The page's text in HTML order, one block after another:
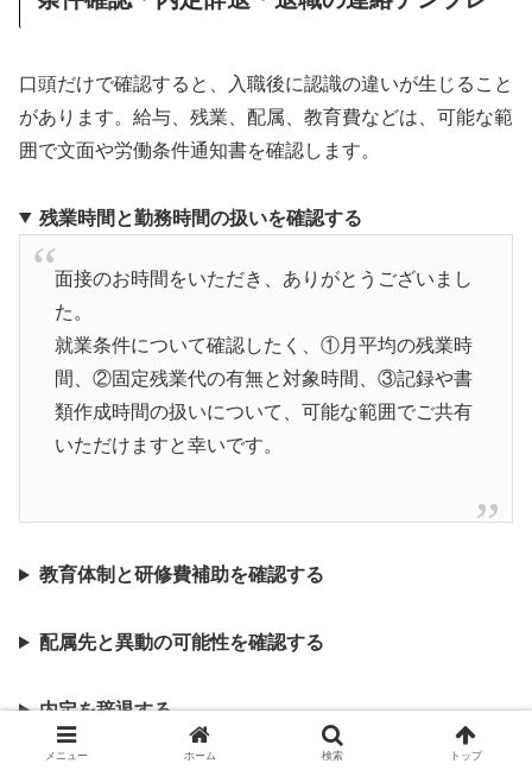
口頭だけで確認すると、入職後に認識の違いが生じること
があります。給与、残業、配属、教育費などは、可能な範
囲で文面や労働条件通知書を確認します。
残業時間と勤務時間の扱いを確認する
面接のお時間をいただき、ありがとうございまし
た。
就業条件について確認したく、①月平均の残業時
間、②固定残業代の有無と対象時間、③記録や書
類作成時間の扱いについて、可能な範囲でご共有
いただけますと幸いです。
教育体制と研修費補助を確認する
配属先と異動の可能性を確認する
内定を辞退する
メニュー ホーム 検索 トップ